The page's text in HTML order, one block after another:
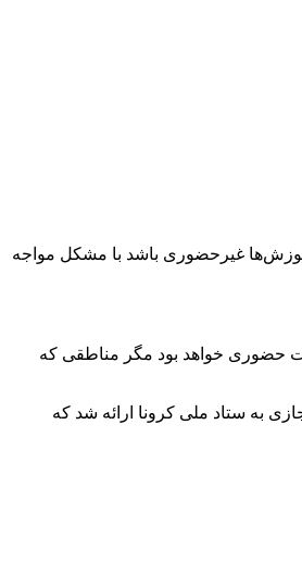
غیرحضوری باشد با مشکل مواجه
حضوری خواهد بود مگر مناطقی که
به ستاد ملی کرونا ارائه شد که